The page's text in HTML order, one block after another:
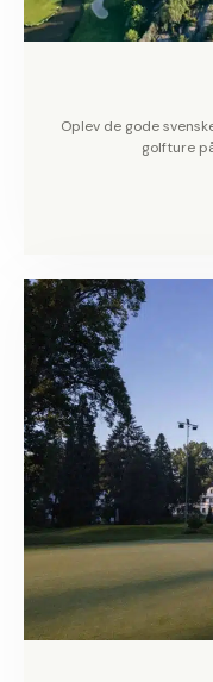
Oplev de gode
golfture